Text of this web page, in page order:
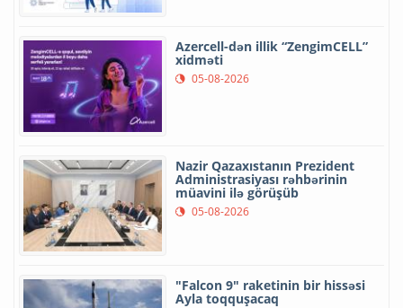
Azercell-dən illik “ZengimCELL”
xidməti
05-08-2026
Nazir Qazaxıstanın Prezident
Administrasiyası rəhbərinin
müavini ilə görüşüb
05-08-2026
"Falcon 9" raketinin bir hissəsi
Ayla toqquşacaq